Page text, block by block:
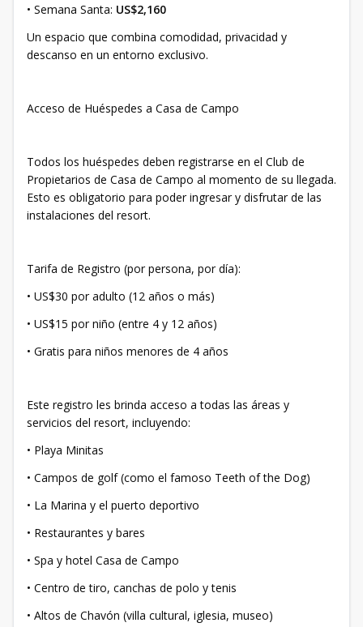
• Semana Santa: US$2,160
Un espacio que combina comodidad, privacidad y
descanso en un entorno exclusivo.
Acceso de Huéspedes a Casa de Campo
Todos los huéspedes deben registrarse en el Club de
Propietarios de Casa de Campo al momento de su llegada.
Esto es obligatorio para poder ingresar y disfrutar de las
instalaciones del resort.
Tarifa de Registro (por persona, por día):
• US$30 por adulto (12 años o más)
• US$15 por niño (entre 4 y 12 años)
• Gratis para niños menores de 4 años
Este registro les brinda acceso a todas las áreas y
servicios del resort, incluyendo:
• Playa Minitas
• Campos de golf (como el famoso Teeth of the Dog)
• La Marina y el puerto deportivo
• Restaurantes y bares
• Spa y hotel Casa de Campo
• Centro de tiro, canchas de polo y tenis
• Altos de Chavón (villa cultural, iglesia, museo)